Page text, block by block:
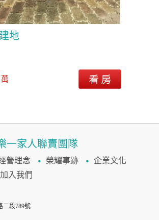
地
萬
一家人聯賣團隊
營理念 榮耀事跡
企業文化
加入我們
二段789號